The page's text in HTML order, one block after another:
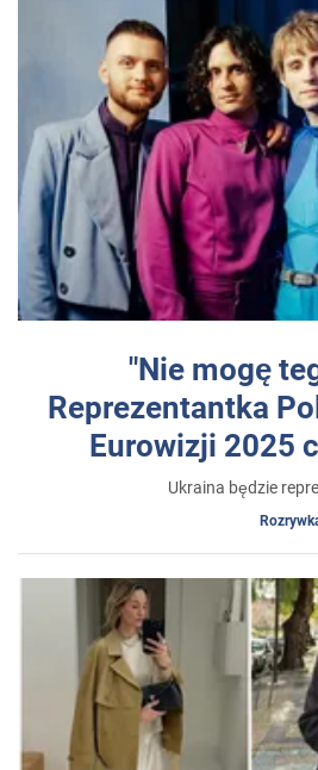
"Nie mogę
Reprezentantka
Eurowizji 2025
Ukraina będzie